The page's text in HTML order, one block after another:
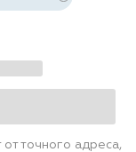
точного адреса,